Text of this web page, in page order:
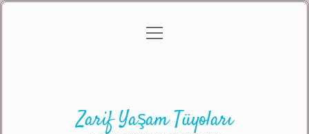
Gizlilik Politikası
menüyü
Zarif Yaşam Tüyoları